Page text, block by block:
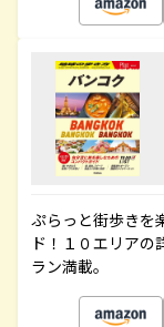
ぷらっと街歩きを
ド！１０エリア
ラン満載。